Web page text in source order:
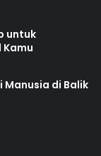
untuk
Manusia di Balik